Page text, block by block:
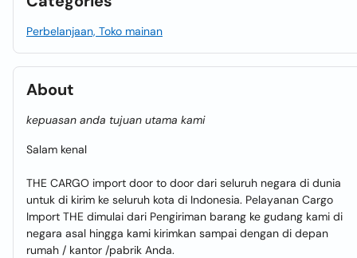
Perbelanjaan, Toko mainan
About
kepuasan anda tujuan utama kami
Salam kenal
THE CARGO import door to door dari seluruh negara di dunia
untuk di kirim ke seluruh kota di Indonesia. Pelayanan Cargo
Import THE dimulai dari Pengiriman barang ke gudang kami di
negara asal hingga kami kirimkan sampai dengan di depan
rumah / kantor /pabrik Anda.